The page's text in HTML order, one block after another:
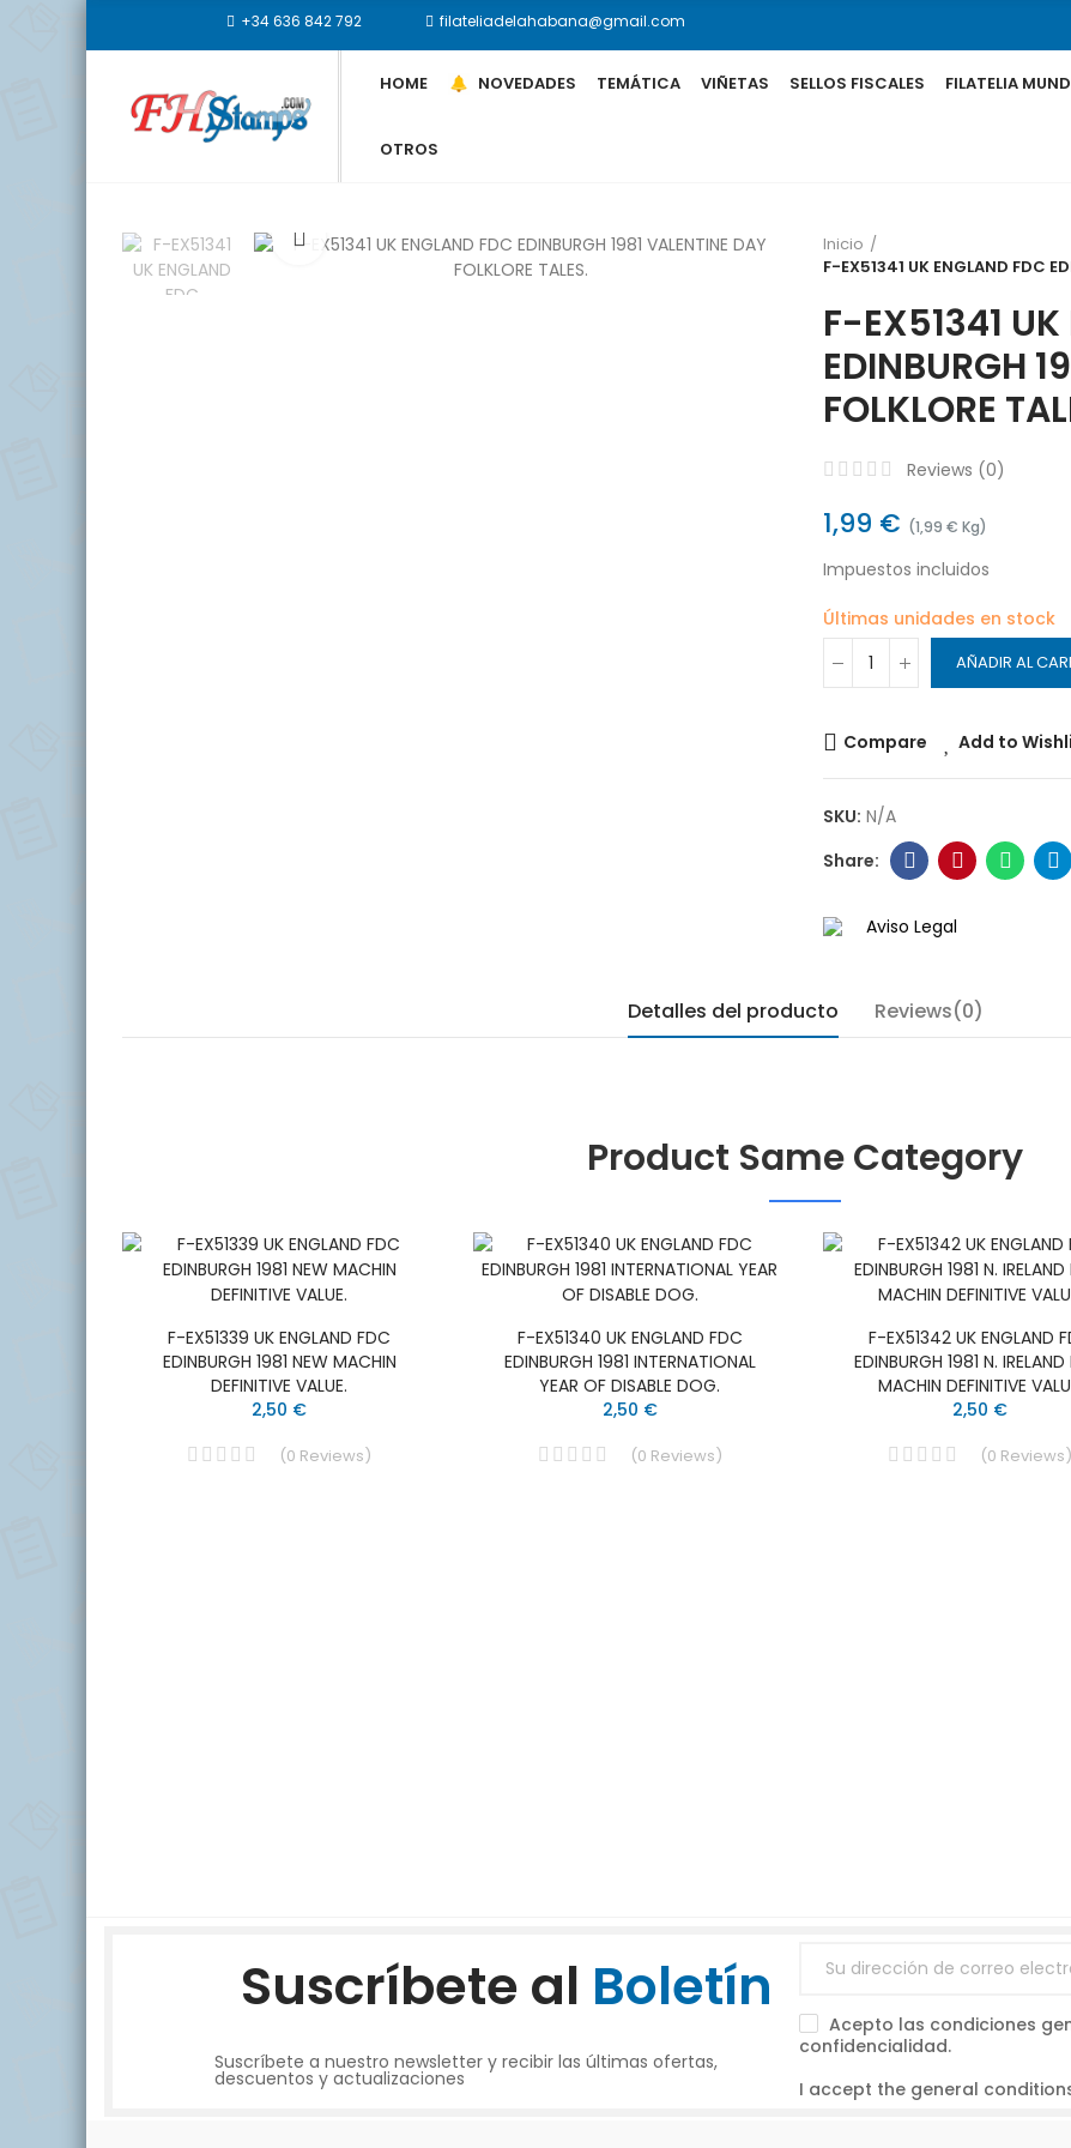
+34 636 842 792 filateliadelahabana@gmail.com
HOME NOVEDADES TEMÁTICA VIÑETAS SELLOS FISCALES FILATELIA
OTROS
Click to enlarge
Inicio
F-EX51341 UK ENGLAND FDC
F-EX51341
EDINBURGH
FOLKLORE
Reviews (0)
1,99 € (1,99 € Kg)
Impuestos incluidos
Últimas unidades en stock
AÑADIR AL
Compare Add to
SKU: N/A
Aviso Legal
Detalles del producto Reviews(0)
Product Same Category
F-EX51339 UK ENGLAND FDC
EDINBURGH 1981 NEW MACHIN
DEFINITIVE VALUE.
2,50 €
(0 Reviews)
F-EX51340 UK ENGLAND FDC
EDINBURGH 1981 INTERNATIONAL
YEAR OF DISABLE DOG.
2,50 €
(0 Reviews)
F-EX51342 UK ENGLAND
EDINBURGH 1981 N.
MACHIN DEFINITIVE
2,50 €
(0 Reviews)
Suscríbete al Boletín
Suscríbete a nuestro newsletter y recibir las últimas ofertas,
descuentos y actualizaciones
Acepto las condiciones
confidencialidad.
I accept the general